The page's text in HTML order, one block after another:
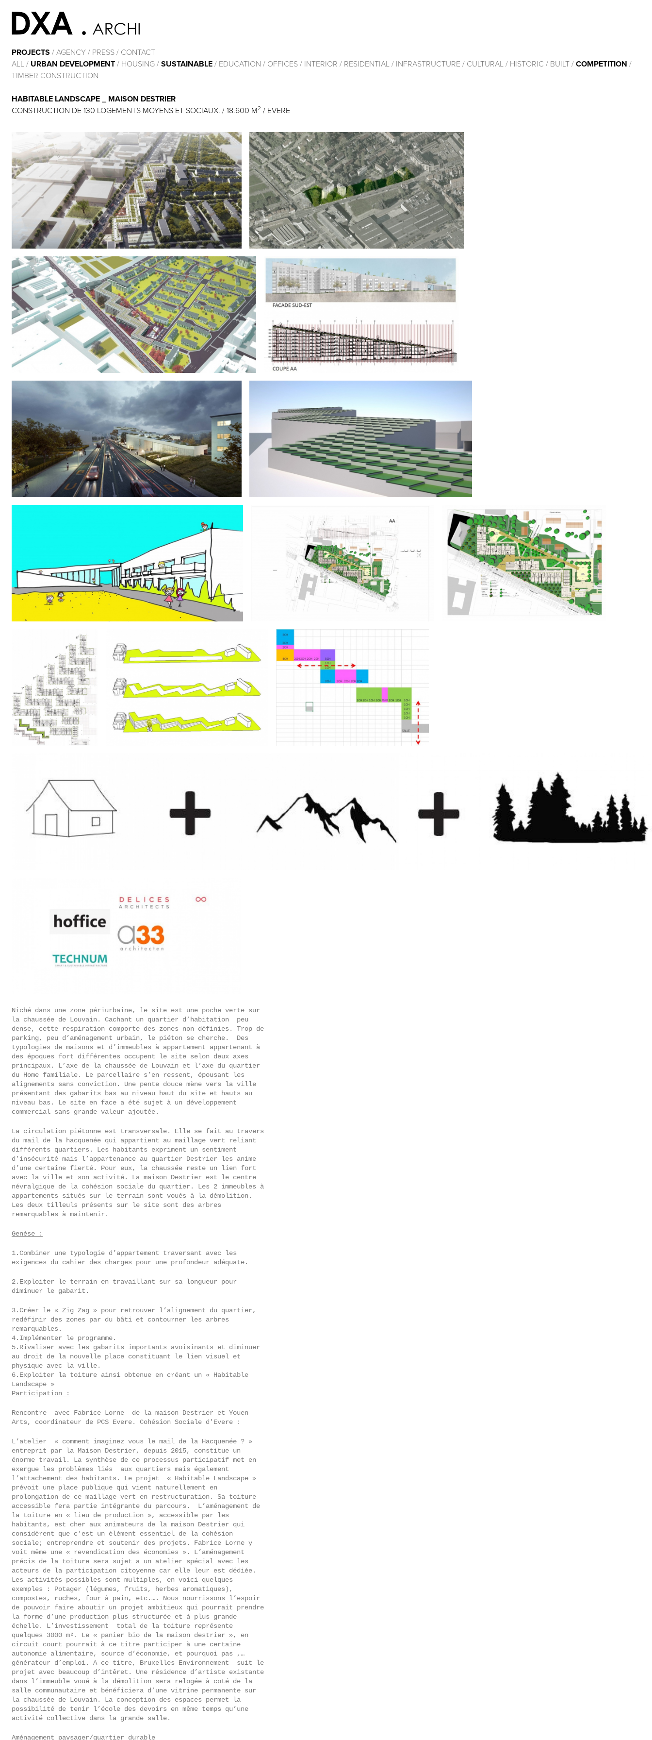
PROJECTS / AGENCY / PRESS / CONTACT
ALL / URBAN DEVELOPMENT / HOUSING / SUSTAINABLE / EDUCATION / OFFICES / INTERIOR / RESIDENTIAL / INFRASTRUCTURE / CULTURAL / HISTORIC / BUILT / COMPETITION /
TIMBER CONSTRUCTION
HABITABLE LANDSCAPE _ MAISON DESTRIER
CONSTRUCTION DE 130 LOGEMENTS MOYENS ET SOCIAUX. / 18.600 M2 / EVERE
Niché dans une zone périurbaine, le site est une poche verte sur
la chaussée de Louvain. Cachant un quartier d’habitation peu
dense, cette respiration comporte des zones non définies. Trop de
parking, peu d’aménagement urbain, le piéton se cherche. Des
typologies de maisons et d’immeubles à appartement appartenant à
des époques fort différentes occupent le site selon deux axes
principaux. L’axe de la chaussée de Louvain et l’axe du quartier
du Home familiale. Le parcellaire s’en ressent, épousant les
alignements sans conviction. Une pente douce mène vers la ville
présentant des gabarits bas au niveau haut du site et hauts au
niveau bas. Le site en face a été sujet à un développement
commercial sans grande valeur ajoutée.
La circulation piétonne est transversale. Elle se fait au travers
du mail de la
hacquenée qui appartient au maillage vert reliant
différents quartiers. Les habitants expriment un sentiment
d’insécurité mais l’appartenance au quartier Destrier les anime
d’une certaine fierté. Pour eux, la chaussée reste un lien fort
avec la ville et son activité. La maison Destrier est le centre
névralgique de la cohésion sociale du quartier. Les 2 immeubles à
appartements situés sur le terrain sont voués à la démolition.
Les deux tilleuls présents sur le site sont des arbres
remarquables à maintenir.
Genèse :
1.Combiner une typologie d’appartement traversant avec les
exigences du cahier des charges pour une profondeur adéquate.
2.Exploiter le terrain en travaillant sur sa longueur pour
diminuer le gabarit.
3.Créer le « Zig Zag » pour retrouver l’alignement du quartier,
redéfinir des zones par du bâti et contourner les arbres
remarquables.
4. Implémenter le programme.
5. Rivaliser avec les gabarits importants avoisinants et diminuer
au droit de la nouvelle place constituant le lien visuel et
physique avec la ville.
6. Exploiter la toiture ainsi obtenue en créant un « Habitable
Landscape »
Participation :
Rencontre avec Fabrice Lorne de la maison Destrier et Youen
Arts, coordinateur de PCS Evere. Cohésion Sociale d'Evere :
L’atelier « comment imaginez vous le mail de la Hacquenée ? »
entreprit par la Maison Destrier, depuis 2015, constitue un
énorme travail. La synthèse de ce processus participatif met en
exergue les problèmes liés aux quartiers mais également
l’attachement des habitants. Le projet « Habitable Landscape »
prévoit une place publique qui vient naturellement en
prolongation de ce maillage vert en restructuration. Sa toiture
accessible fera partie intégrante du parcours. L’aménagement de
la toiture en « lieu de production », accessible par les
habitants, est cher aux animateurs de la maison Destrier qui
considèrent que c’est un élément essentiel de la cohésion
sociale; entreprendre et soutenir des projets. Fabrice Lorne y
voit même une « revendication des économies ». L’aménagement
précis de la toiture sera sujet a un atelier spécial avec les
acteurs de la participation citoyenne car elle leur est dédiée.
Les activités possibles sont multiples, en voici quelques
exemples : Potager (légumes, fruits, herbes aromatiques),
compostes, ruches, four à pain, etc.…. Nous nourrissons l’espoir
de pouvoir faire aboutir un projet ambitieux qui pourrait prendre
la forme d’une production plus structurée et à plus grande
échelle. L’investissement total de la toiture représente
quelques 3000 m². Le « panier bio de la maison destrier », en
circuit court pourrait à ce titre participer à une certaine
autonomie alimentaire, source d’économie, et pourquoi pas ,…
générateur d’emploi. A ce titre, Bruxelles Environnement suit le
projet avec beaucoup d’intêret . Une résidence d’artiste existante
dans l’immeuble voué à la démolition sera relogée à coté de la
salle communautaire et bénéficiera d’une vitrine permanente sur
la chaussée de Louvain. La conception des espaces permet la
possibilité de tenir l’école des devoirs en même temps qu’une
activité collective dans la grande salle.
Aménagement paysager/quartier durable